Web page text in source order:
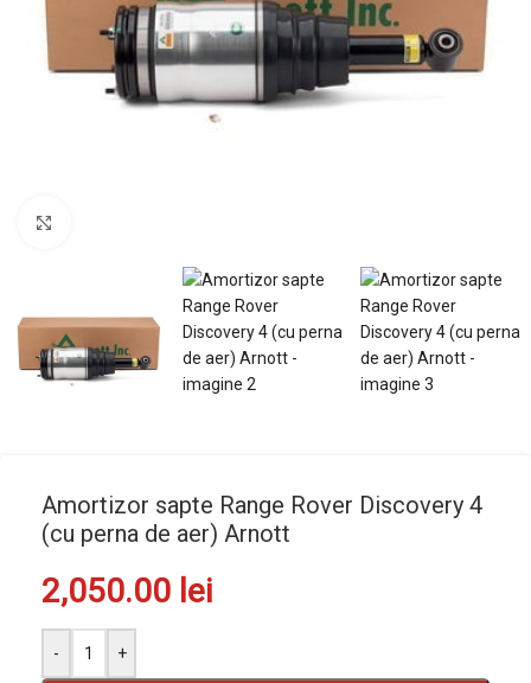
Amortizor sapte Range Rover Discovery 4
(cu perna de aer) Arnott
2,050.00 lei
- +